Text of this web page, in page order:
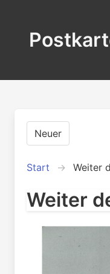
Neuer
Start Weiter
Weiter